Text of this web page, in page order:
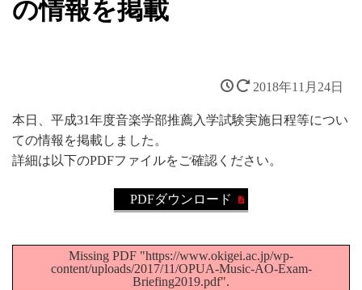
の情報を掲載
2018年11月24日
本日、平成31年度音楽学部推薦入学試験実施日程等につい
ての情報を掲載しました。
詳細は以下のPDFファイルをご確認ください。
PDFダウンロード
Missing PDF "https://www.okigei.ac.jp/wp-
content/uploads/2017/11/OPUA-Music-AO-Exam-
Briefing2019.pdf".